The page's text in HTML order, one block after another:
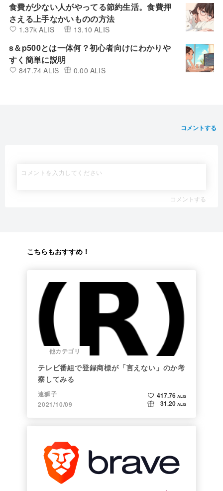
食費が少ない人がやってる節約生活。食費押
さえる上手なかいものの方法
1.37k ALIS 13.10 ALIS
s＆p500とは一体何？初心者向けにわかりや
すく簡単に説明
847.74 ALIS 0.00 ALIS
コメントする
コメントする
こちらもおすすめ！
他カテゴリ
テレビ番組で登録商標が「言えない」のか考
察してみる
連獅子
2021/10/09
417.76 ALIS
31.20 ALIS